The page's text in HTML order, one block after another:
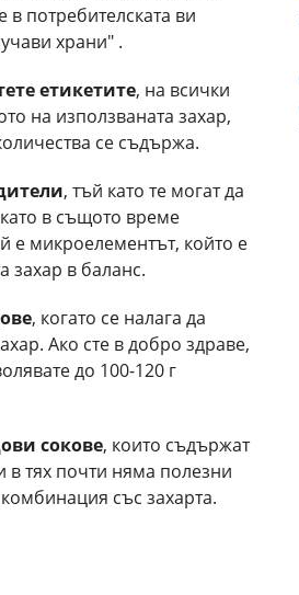
потребителската ви
храни" .
етикетите, на всички
на използваната захар,
се съдържа.
, тъй като те могат да
в същото време
е микроелементът, който е
захар в баланс.
, когато се налага да
Ако сте в добро здраве,
до 100-120 г
сокове, които съдържат
тях почти няма полезни
със захарта.